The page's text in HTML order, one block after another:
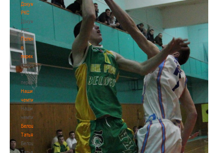
Документы
РКС
Документы
РКС
Положение
о
переходах
Положение
о
переходах
Наши
чемпионы
Наши
чемпионы
Белошапко
Татьяна
Белошапко
Татьяна